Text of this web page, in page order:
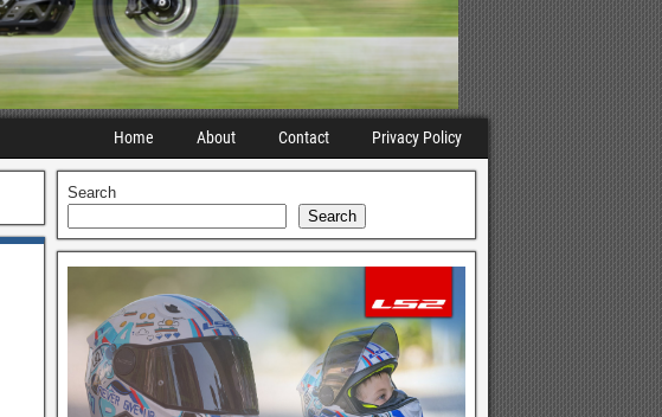
Home About Contact Privacy Policy
Search
Search